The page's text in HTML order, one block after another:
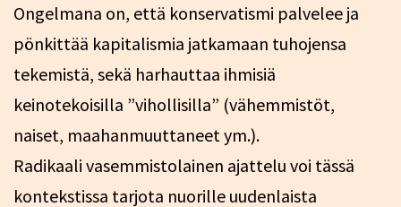
Ongelmana on, että konservatismi palvelee ja
pönkittää kapitalismia jatkamaan tuhojensa
tekemistä, sekä harhauttaa ihmisiä
keinotekoisilla ”vihollisilla” (vähemmistöt,
naiset, maahanmuuttaneet ym.).
Radikaali vasemmistolainen ajattelu voi tässä
kontekstissa tarjota nuorille uudenlaista